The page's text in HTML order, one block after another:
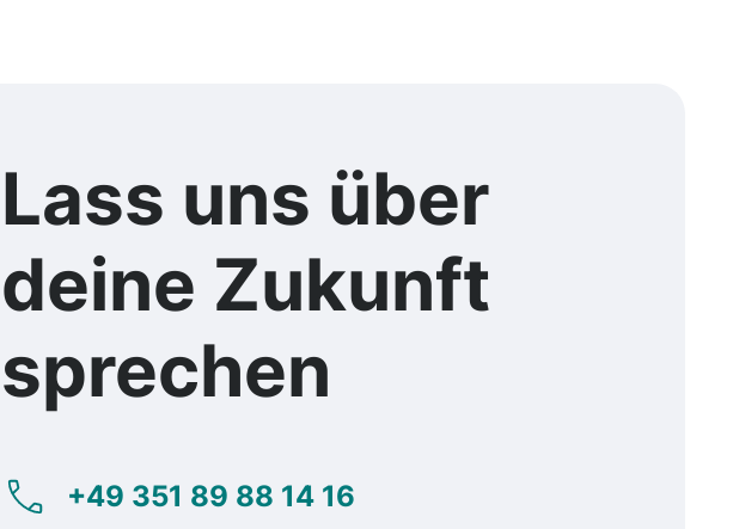
Lass uns über
deine Zukunft
sprechen
+49 351 89 88 14 16